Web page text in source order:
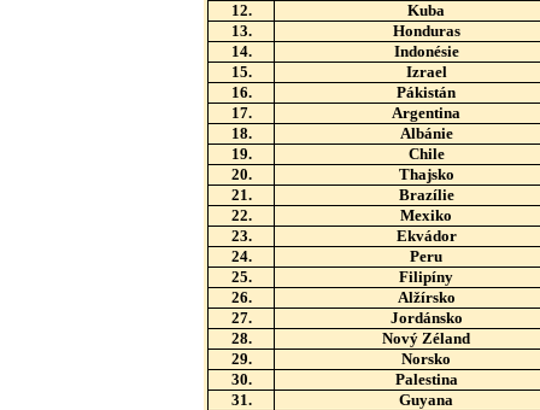
12.
Kuba
13.
Honduras
14.
Indonésie
15.
Izrael
16.
Pákistán
17.
Argentina
18.
Albánie
19.
Chile
20.
Thajsko
21.
Brazílie
22.
Mexiko
23.
Ekvádor
24.
Peru
25.
Filipíny
26.
Alžírsko
27.
Jordánsko
28.
Nový Zéland
29.
Norsko
30.
Palestina
31.
Guyana